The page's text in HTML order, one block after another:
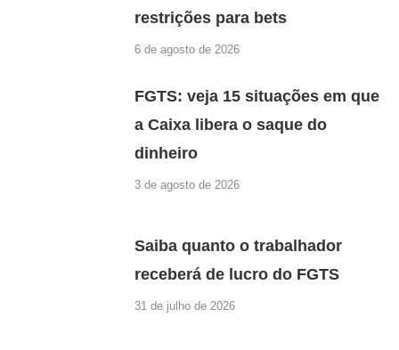
restrições para bets
6 de agosto de 2026
FGTS: veja 15 situações em que
a Caixa libera o saque do
dinheiro
3 de agosto de 2026
Saiba quanto o trabalhador
receberá de lucro do FGTS
31 de julho de 2026